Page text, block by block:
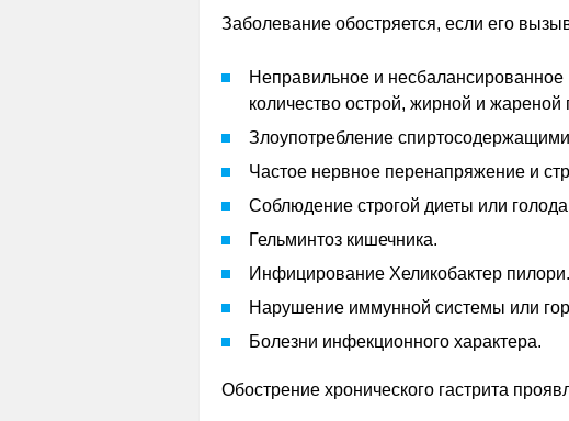
Заболевание обостряется, если его
Неправильное и
количество острой, жирной и жареной
Злоупотребление
Частое нервное перенапряжение и
Соблюдение строгой диеты или
Гельминтоз кишечника.
Инфицирование Хеликобактер пилори.
Нарушение иммунной системы или
Болезни инфекционного характера.
Обострение хронического гастрита